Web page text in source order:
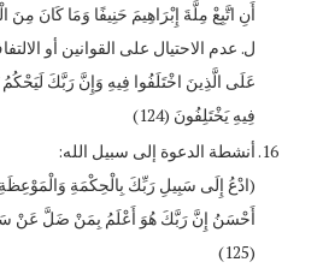
أَنِ اتَّبِعْ مِلَّةَ إِبْرَاهِيمَ حَنِيفًا وَمَا كَانَ مِنَ
‌ل. عدم الاحتيال على القوانين أو
عَلَى الَّذِينَ اخْتَلَفُوا فِيهِ وَإِنَّ رَبَّكَ لَيَحْكُمُ
فِيهِ يَخْتَلِفُونَ (124)
أنشطة الدعوة إلى سبيل الله:
(ادْعُ إِلَى سَبِيلِ رَبِّكَ بِالْحِكْمَةِ
أَحْسَنُ إِنَّ رَبَّكَ هُوَ أَعْلَمُ بِمَنْ ضَلَّ عَنْ
(125)